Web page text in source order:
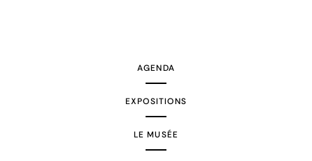
AGENDA
EXPOSITIONS
LE MUSÉE